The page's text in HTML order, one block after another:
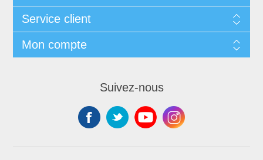
Service client
Mon compte
Suivez-nous